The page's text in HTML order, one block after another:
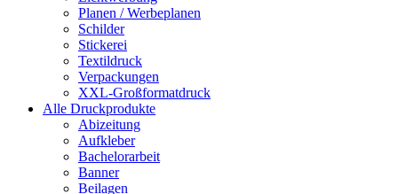
Planen / Werbeplanen
Schilder
Stickerei
Textildruck
Verpackungen
XXL-Großformatdruck
Alle Druckprodukte
Abizeitung
Aufkleber
Bachelorarbeit
Banner
Beilagen